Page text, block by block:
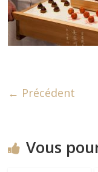
← Précédent
Vous